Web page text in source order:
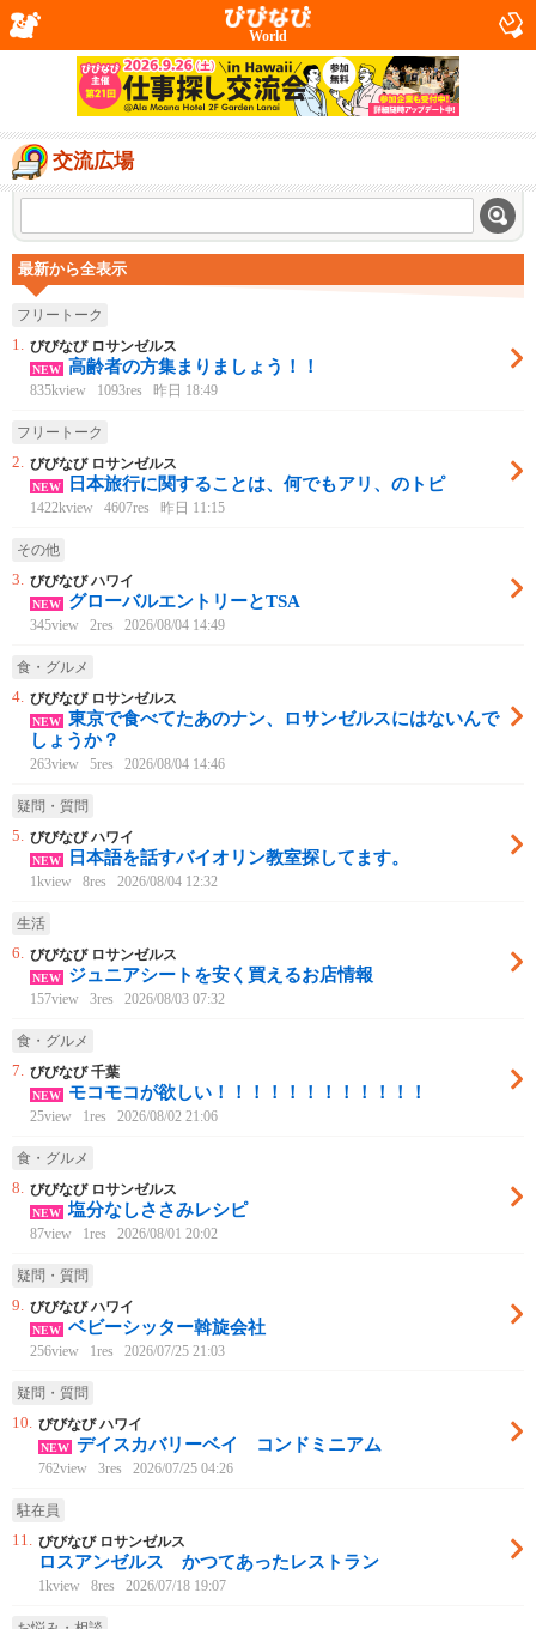
World
交流広場
最新から全表示
フリートーク
1. びびなび ロサンゼルス
NEW 高齢者の方集まりましょう！！
835kview 1093res 昨日 18:49
フリートーク
2. びびなび ロサンゼルス
NEW 日本旅行に関することは、何でもアリ、のトピ
1422kview 4607res 昨日 11:15
その他
3. びびなび ハワイ
NEW グローバルエントリーとTSA
345view 2res 2026/08/04 14:49
食・グルメ
4. びびなび ロサンゼルス
NEW 東京で食べてたあのナン、ロサンゼルスにはないんで
しょうか？
263view 5res 2026/08/04 14:46
疑問・質問
5. びびなび ハワイ
NEW 日本語を話すバイオリン教室探してます。
1kview 8res 2026/08/04 12:32
生活
6. びびなび ロサンゼルス
NEW ジュニアシートを安く買えるお店情報
157view 3res 2026/08/03 07:32
食・グルメ
7. びびなび 千葉
NEW モコモコが欲しい！！！！！！！！！！！！
25view 1res 2026/08/02 21:06
食・グルメ
8. びびなび ロサンゼルス
NEW 塩分なしささみレシピ
87view 1res 2026/08/01 20:02
疑問・質問
9. びびなび ハワイ
NEW ベビーシッター斡旋会社
256view 1res 2026/07/25 21:03
疑問・質問
10. びびなび ハワイ
NEW デイスカバリーベイ コンドミニアム
762view 3res 2026/07/25 04:26
駐在員
11. びびなび ロサンゼルス
ロスアンゼルス かつてあったレストラン
1kview 8res 2026/07/18 19:07